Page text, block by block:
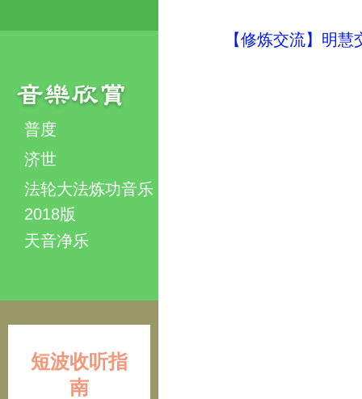
普度
济世
法轮大法炼功音乐
2018版
天音净乐
短波收听指
南
【修炼交流】明